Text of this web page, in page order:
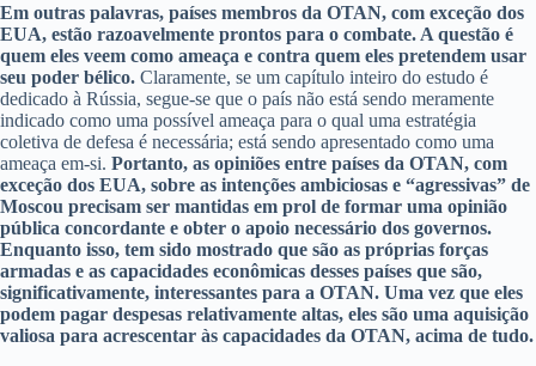
Em outras palavras, países membros da OTAN, com exceção dos
EUA, estão razoavelmente prontos para o combate. A questão é
quem eles veem como ameaça e contra quem eles pretendem usar
seu poder bélico. Claramente, se um capítulo inteiro do estudo é
dedicado à Rússia, segue-se que o país não está sendo meramente
indicado como uma possível ameaça para o qual uma estratégia
coletiva de defesa é necessária; está sendo apresentado como uma
ameaça em-si. Portanto, as opiniões entre países da OTAN, com
exceção dos EUA, sobre as intenções ambiciosas e “agressivas” de
Moscou precisam ser mantidas em prol de formar uma opinião
pública concordante e obter o apoio necessário dos governos.
Enquanto isso, tem sido mostrado que são as próprias forças
armadas e as capacidades econômicas desses países que são,
significativamente, interessantes para a OTAN. Uma vez que eles
podem pagar despesas relativamente altas, eles são uma aquisição
valiosa para acrescentar às capacidades da OTAN, acima de tudo.